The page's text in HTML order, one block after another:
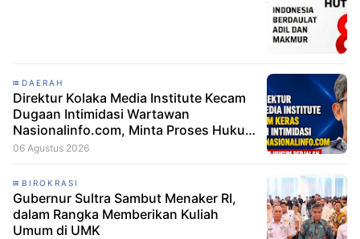
DAERAH
Direktur Kolaka Media Institute Kecam
Dugaan Intimidasi Wartawan
Nasionalinfo.com, Minta Proses Hukum
Berjalan
06 Agustus 2026
BIROKRASI
Gubernur Sultra Sambut Menaker RI,
dalam Rangka Memberikan Kuliah
Umum di UMK